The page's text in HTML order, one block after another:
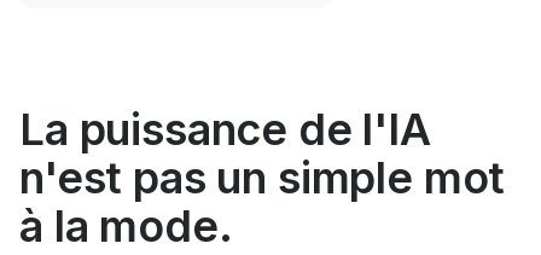
La puissance de l'IA
n'est pas un simple mot
à la mode.